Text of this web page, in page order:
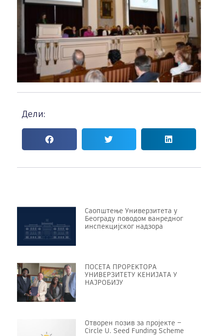
Дели:
Саопштење Универзитета у
Београду поводом ванредног
инспекцијског надзора
ПОСЕТА ПРОРЕKТОРА
УНИВЕРЗИТЕТУ KЕНИЈАТА У
НАЈРОБИЈУ
Отворен позив за пројекте –
Circle U. Seed Funding Scheme